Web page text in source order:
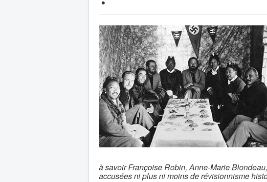
à savoir Françoise Robin, Anne-Marie
accusées ni plus ni moins de révisionnisme